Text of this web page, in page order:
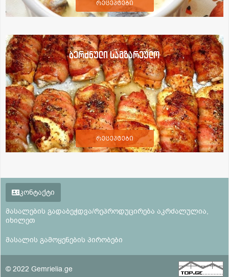
რეცეპტები
ბერძნული სამზარეულო
რეცეპტები
კონტაქტი
მასალების გადაბეჭდვა/რეპროდუცირება აკრძალულია,
იხილეთ
მასალის გამოყენების პირობები
© 2022 Gemrielia.ge